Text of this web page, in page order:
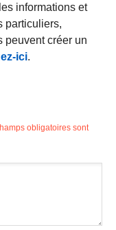
informations et
particuliers,
peuvent créer un
ici.
obligatoires sont